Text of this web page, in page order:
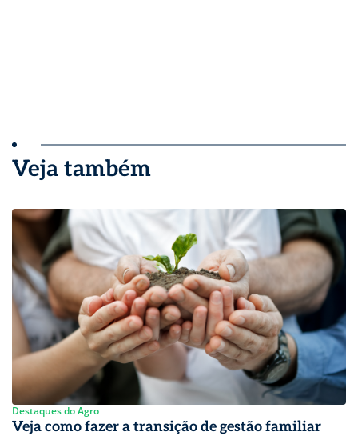
Veja também
Destaques do Agro
Veja como fazer a transição de gestão familiar